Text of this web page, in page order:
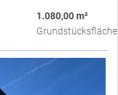
1.080,00 m²
Grundstücksfläche